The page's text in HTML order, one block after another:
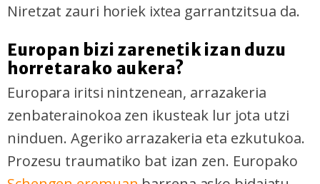
Niretzat zauri horiek ixtea garrantzitsua da.
Europan bizi zarenetik izan duzu
horretarako aukera?
Europara iritsi nintzenean, arrazakeria
zenbaterainokoa zen ikusteak lur jota utzi
ninduen. Ageriko arrazakeria eta ezkutukoa.
Prozesu traumatiko bat izan zen. Europako